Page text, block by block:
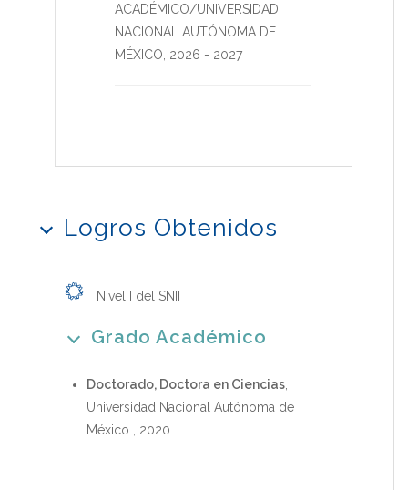
ACADÉMICO/UNIVERSIDAD
NACIONAL AUTÓNOMA DE
MÉXICO 2026 - 2027
Logros Obtenidos
Nivel I del SNII
Grado Académico
Doctorado, Doctora en Ciencias
Universidad Nacional Autónoma de
México , 2020